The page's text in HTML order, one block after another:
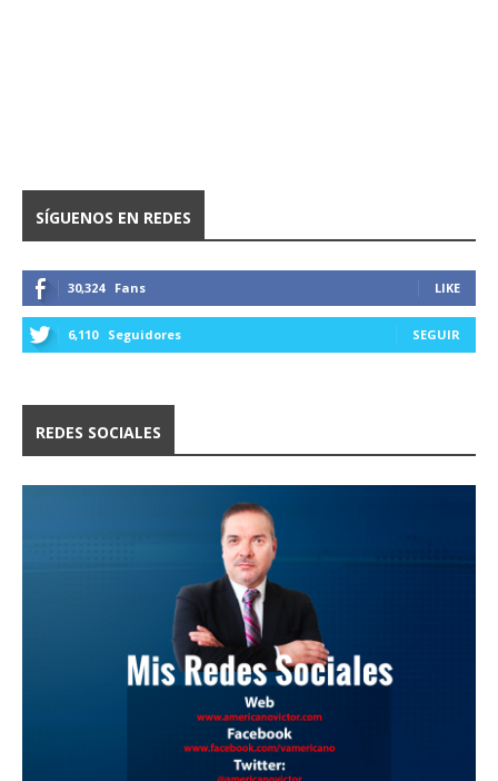
SÍGUENOS EN REDES
30,324 Fans LIKE
6,110 Seguidores SEGUIR
REDES SOCIALES